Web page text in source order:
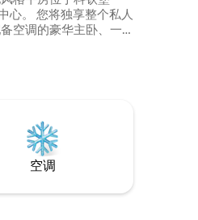
整个私人
空调的豪华主卧、一
空调